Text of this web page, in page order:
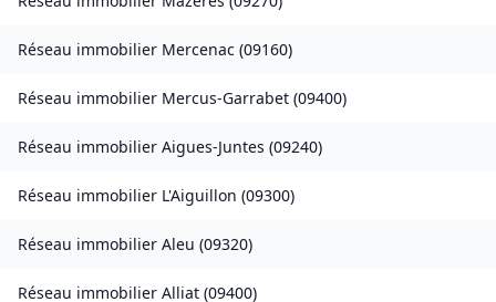
Réseau immobilier Mercenac (09160)
Réseau immobilier Mercus-Garrabet (09400)
Réseau immobilier Aigues-Juntes (09240)
Réseau immobilier L'Aiguillon (09300)
Réseau immobilier Aleu (09320)
Réseau immobilier Alliat (09400)